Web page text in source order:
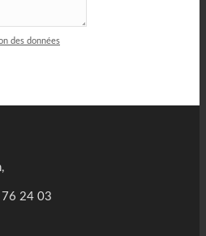
des données
24 03